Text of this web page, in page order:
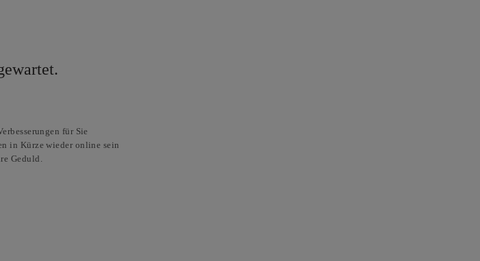
für Sie
in Kürze wieder online sein
Geduld.